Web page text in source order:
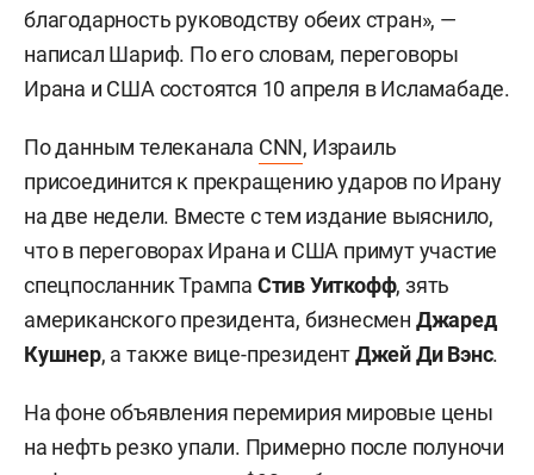
благодарность руководству обеих стран», —
написал Шариф. По его словам, переговоры
Ирана и США состоятся 10 апреля в Исламабаде.
По данным телеканала CNN, Израиль
присоединится к прекращению ударов по Ирану
на две недели. Вместе с тем издание выяснило,
что в переговорах Ирана и США примут участие
спецпосланник Трампа Стив Уиткофф, зять
американского президента, бизнесмен Джаред
Кушнер, а также вице-президентДжей Ди Вэнс.
На фоне объявления перемирия мировые цены
на нефть резко упали. Примерно после полуночи